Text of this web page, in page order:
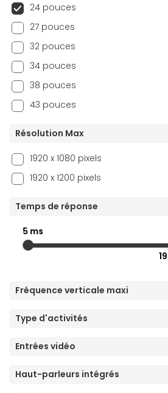
Neovo
Philips
Samsung
ViewSonic
24 pouces
27 pouces
32 pouces
34 pouces
38 pouces
43 pouces
Résolution Max
1920 x 1080 pixels
1920 x 1200 pixels
Temps de réponse
5 ms
Fréquence verticale maxi
Type d'activités
Entrées vidéo
Haut-parleurs intégrés